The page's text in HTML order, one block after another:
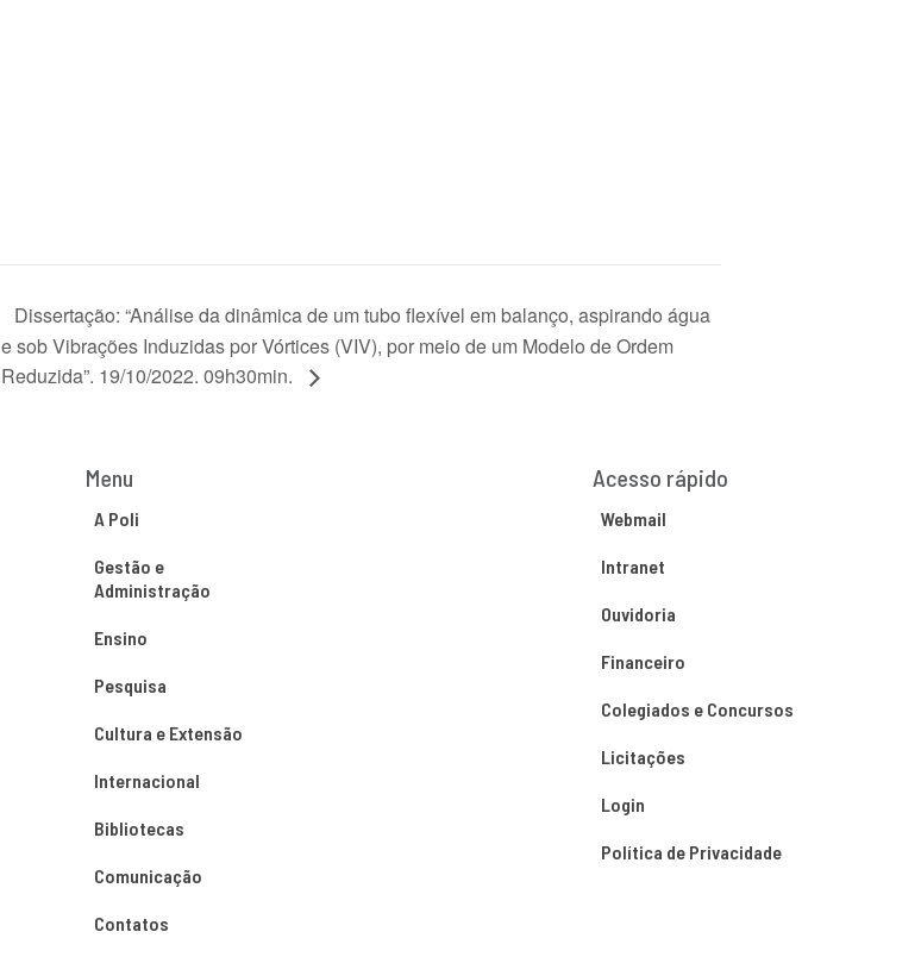
Dissertação: “Análise da dinâmica de um tubo flexível em balanço, aspirando água
e sob Vibrações Induzidas por Vórtices (VIV), por meio de um Modelo de Ordem
Reduzida”. 19/10/2022. 09h30min.
Menu
A Poli
Gestão e
Administração
Ensino
Pesquisa
Cultura e Extensão
Internacional
Bibliotecas
Comunicação
Contatos
Acesso rápido
Webmail
Intranet
Ouvidoria
Financeiro
Colegiados e Concursos
Licitações
Login
Política de Privacidade